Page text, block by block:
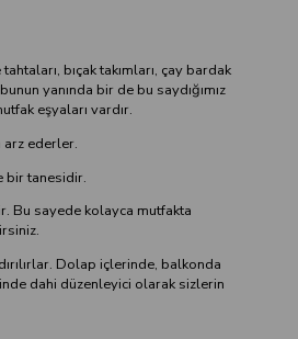
bıçak takımları, çay bardak
yanında bir de bu saydığımız
eşyaları vardır.
arz ederler.
bir tanesidir.
Bu sayede kolayca mutfakta
Dolap içlerinde, balkonda
dahi düzenleyici olarak sizlerin